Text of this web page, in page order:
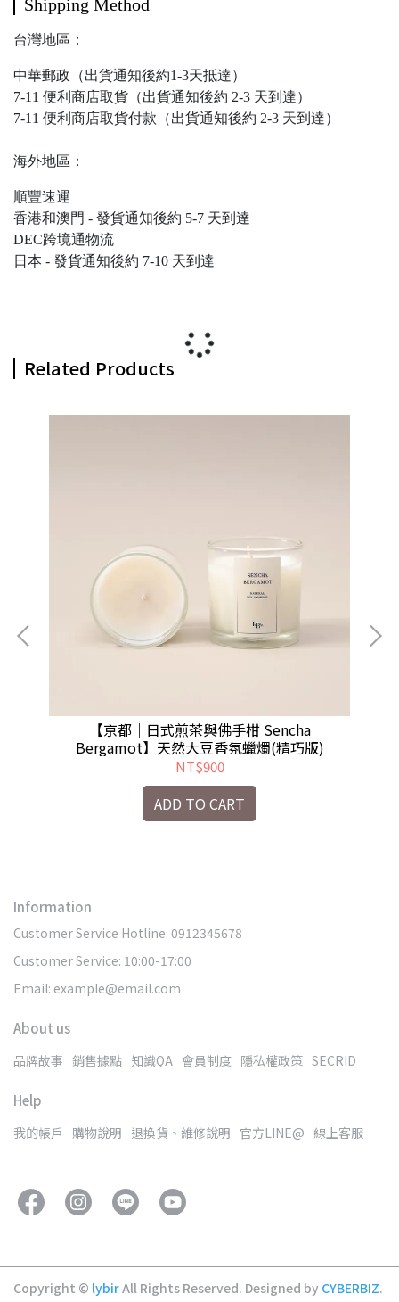
Shipping Method
台灣地區：
中華郵政（出貨通知後約1-3天抵達）
7-11 便利商店取貨（出貨通知後約 2-3 天到達）
7-11 便利商店取貨付款（出貨通知後約 2-3 天到達）
海外地區：
順豐速運
香港和澳門 - 發貨通知後約 5-7 天到達
DEC跨境通物流
日本 - 發貨通知後約 7-10 天到達
Related Products
【京都｜日式煎茶與佛手柑 Sencha
Bergamot】天然大豆香氛蠟燭(精巧版)
NT$900
ADD TO CART
Information
Customer Service Hotline: 0912345678
Customer Service: 10:00-17:00
Email: example@email.com
About us
品牌故事 銷售據點 知識QA 會員制度 隱私權政策 SECRID
Help
我的帳戶 購物說明 退換貨、維修說明 官方LINE@ 線上客服
Copyright © lybirAll Rights Reserved. Designed by CYBERBIZ.